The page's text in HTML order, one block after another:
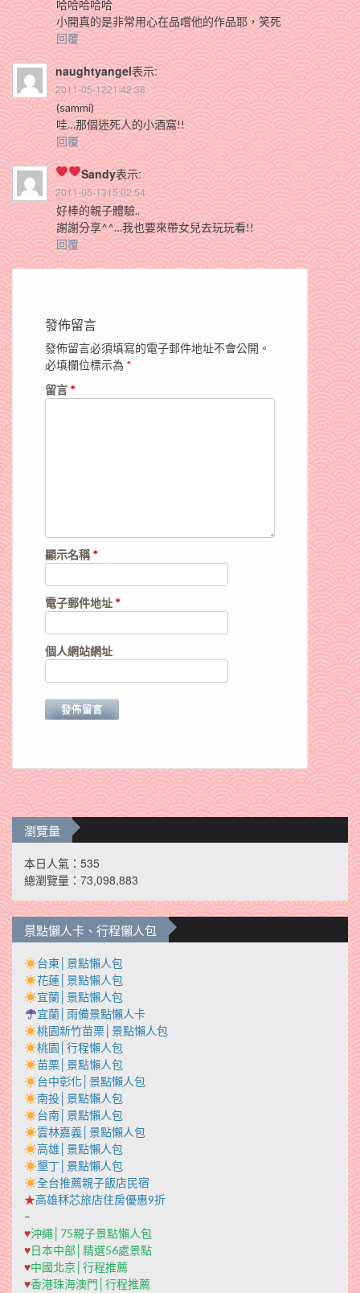
哈哈哈哈哈
小開真的是非常用心在品嚐他的作品耶，笑死
回覆
naughtyangel表示:
2011-05-1221:42:38
(sammi)
哇…那個迷死人的小酒窩!!
回覆
Sandy表示:
2011-05-1315:02:54
好棒的親子體驗..
謝謝分享^^…我也要來帶女兒去玩玩看!!
回覆
發佈留言
發佈留言必須填寫的電子郵件地址不會公開。
必填欄位標示為 *
留言 *
顯示名稱*
電子郵件地址 *
個人網站網址
瀏覽量
本日人氣：535
總瀏覽量：73,098,883
景點懶人卡、行程懶人包
台東│景點懶人包
花蓮│景點懶人包
宜蘭│景點懶人包
宜蘭│雨備景點懶人卡
桃園新竹苗栗│景點懶人包
桃園│行程懶人包
苗栗│景點懶人包
台中彰化│景點懶人包
南投│景點懶人包
台南│景點懶人包
雲林嘉義│景點懶人包
高雄│景點懶人包
墾丁│景點懶人包
全台推薦親子飯店民宿
★高雄秝芯旅店住房優惠9折
–
♥沖繩│75親子景點懶人包
♥日本中部│精選56處景點
♥中國北京│行程推薦
♥香港珠海澳門│行程推薦